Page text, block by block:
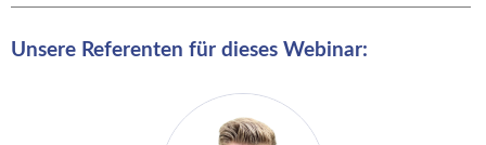
Unsere Referenten für dieses Webinar: